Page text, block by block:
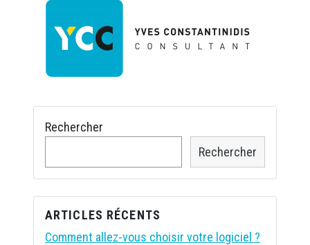
Rechercher
Rechercher
ARTICLES RÉCENTS
Comment allez-vous choisir votre logiciel ?